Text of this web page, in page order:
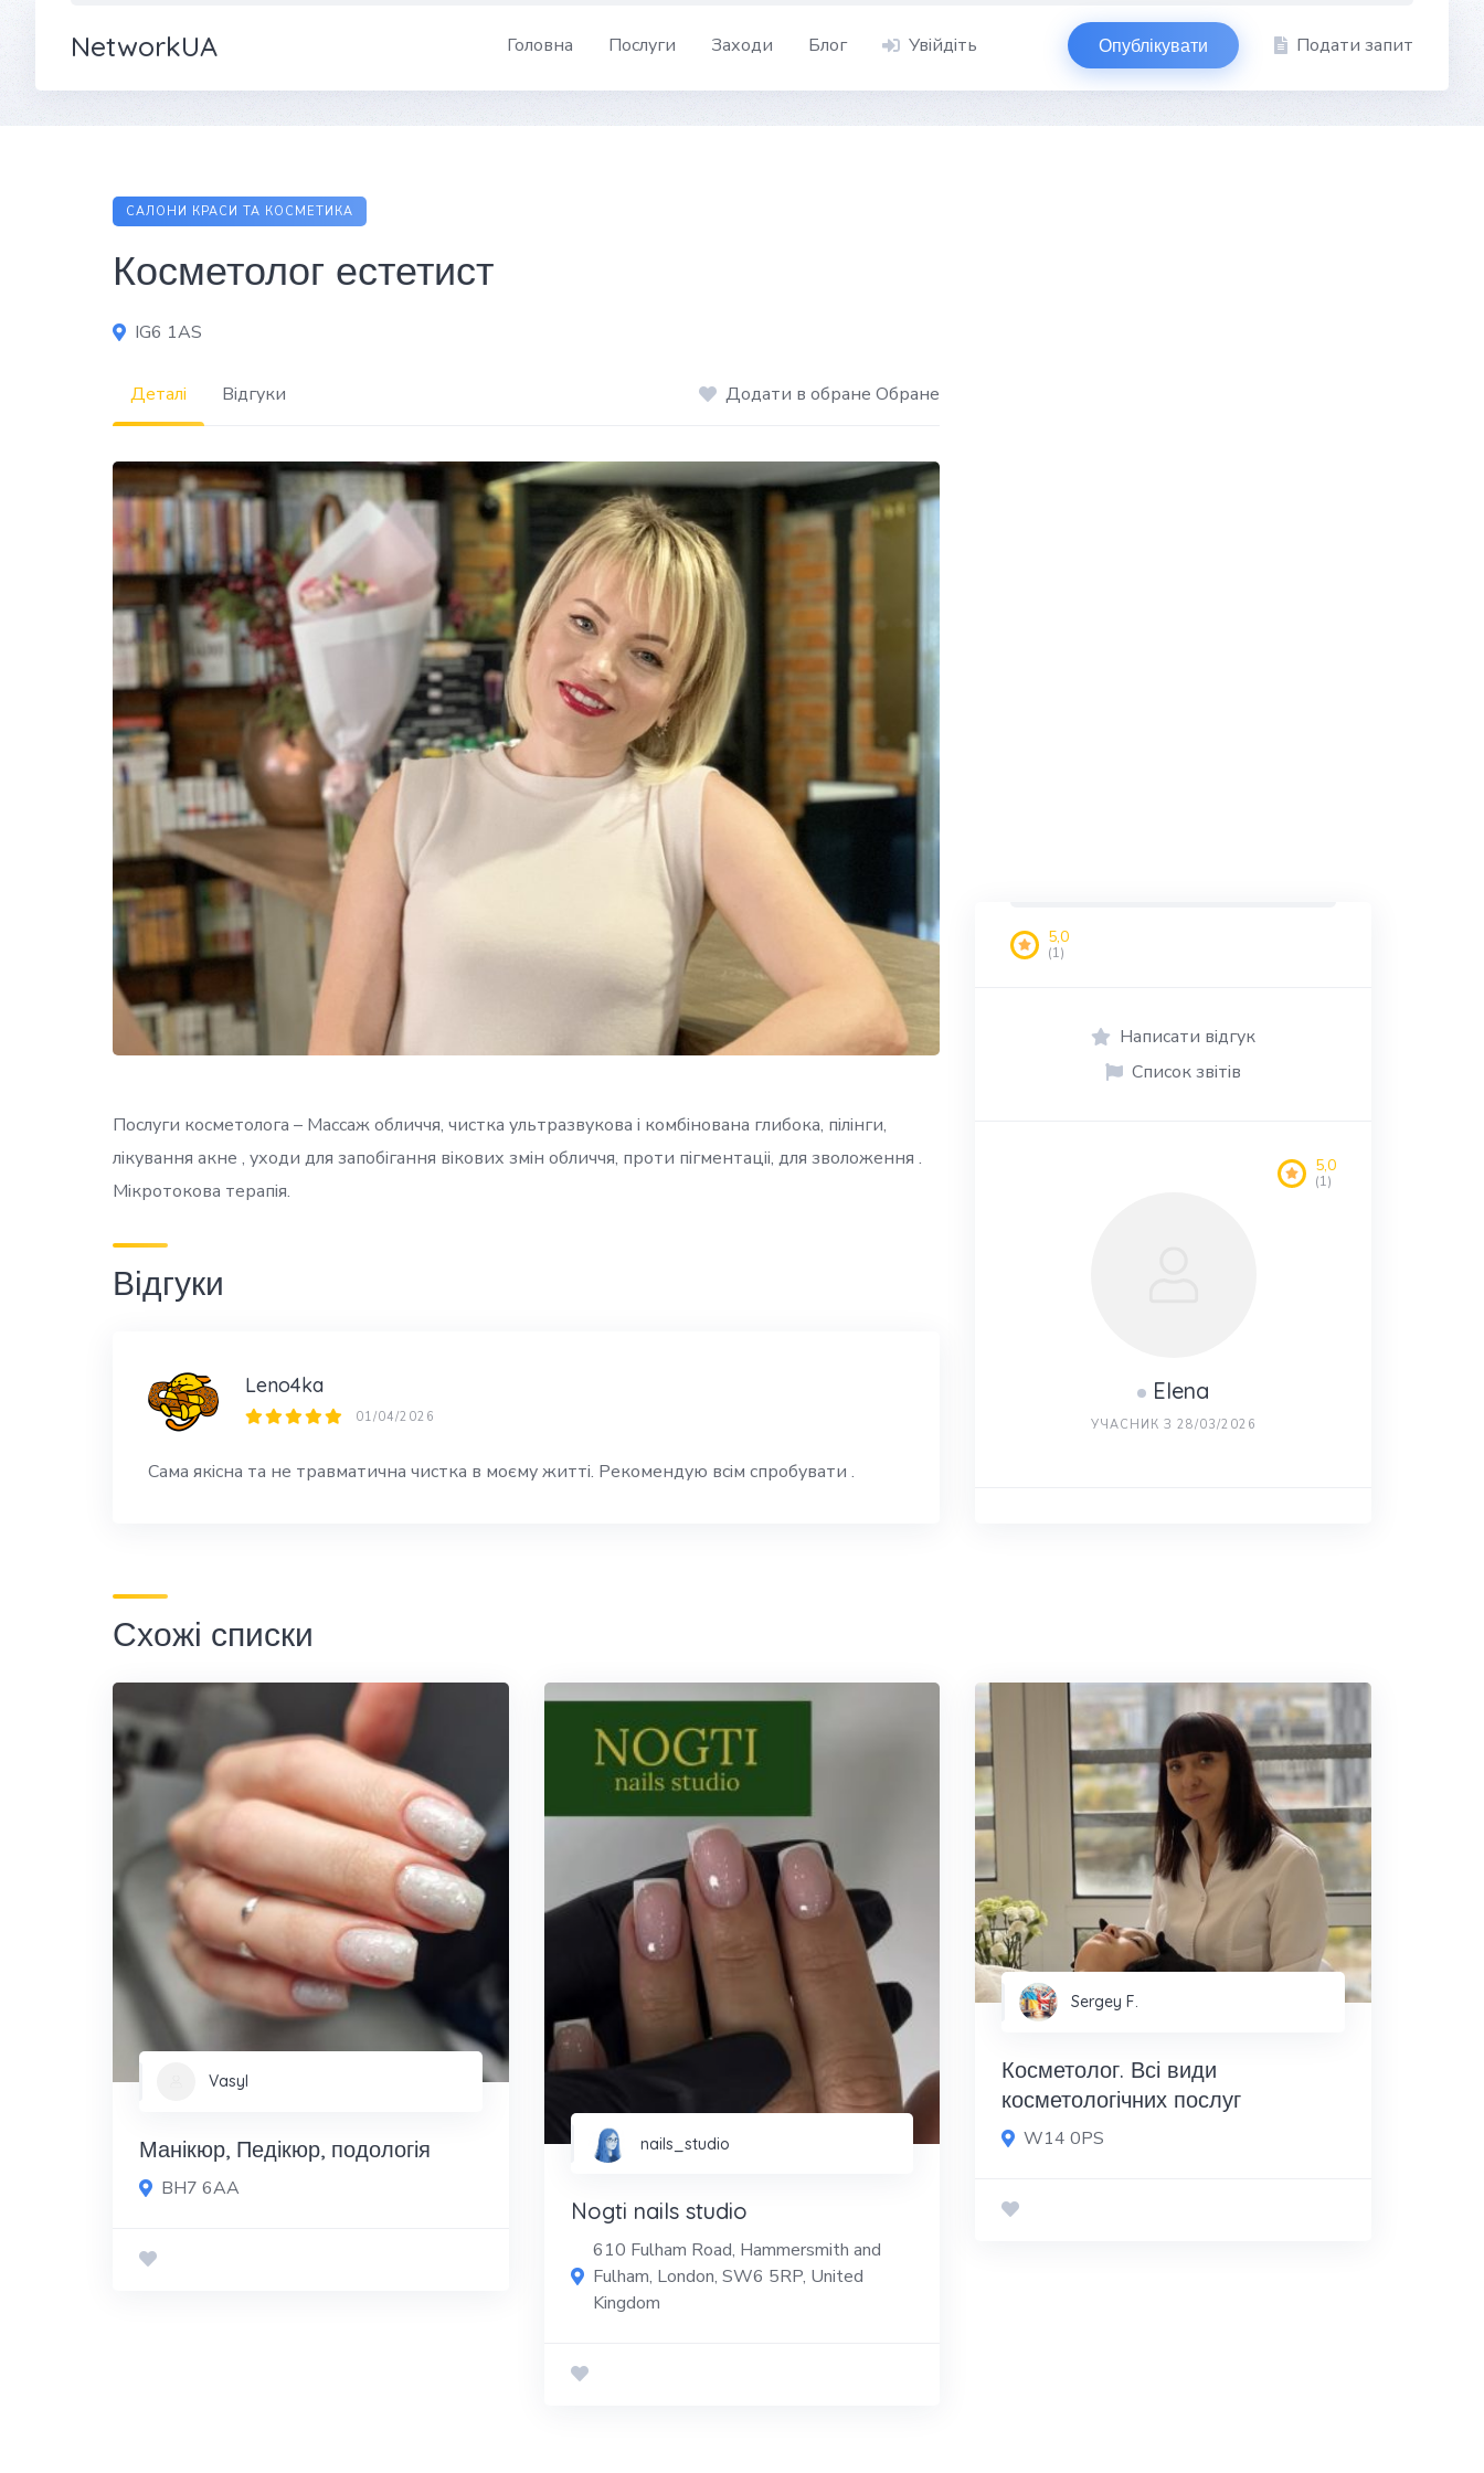
NetworkUA Головна Послуги Заходи Блог Увійдіть Опублікувати Подати запит
САЛОНИ КРАСИ ТА КОСМЕТИКА
Косметолог естетист
IG6 1AS
Деталі Відгуки Додати в обране Обране
Послуги косметолога – Массаж обличчя, чистка ультразвукова і комбінована глибока, пілінги,
лікування акне , уходи для запобігання вікових змін обличчя, проти пігментаціі, для зволоження .
Мікротокова терапія.
Відгуки
Leno4ka
01/04/2026
Сама якісна та не травматична чистка в моєму житті. Рекомендую всім спробувати .
5,0
(1)
Написати відгук
Список звітів
Elena
5,0
(1)
УЧАСНИК З 28/03/2026
Схожі списки
Vasyl
Манікюр, Педікюр, подологія
BH7 6AA
nails_studio
Nogti nails studio
610 Fulham Road, Hammersmith and
Fulham, London, SW6 5RP, United
Kingdom
Sergey F.
Косметолог. Всі види
косметологічних послуг
W14 0PS